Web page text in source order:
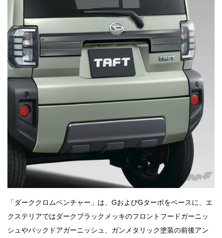
「ダーククロムベンチャー」は、GおよびGターボをベースに、エ
クステリアではダークブラックメッキのフロントフードガーニッ
シュやバックドアガーニッシュ、ガンメタリック塗装の前後アン